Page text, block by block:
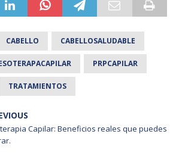
CABELLO CABELLOSALUDABLE
PRPCAPILAR
TRATAMIENTOS
Capilar: Beneficios reales que puedes